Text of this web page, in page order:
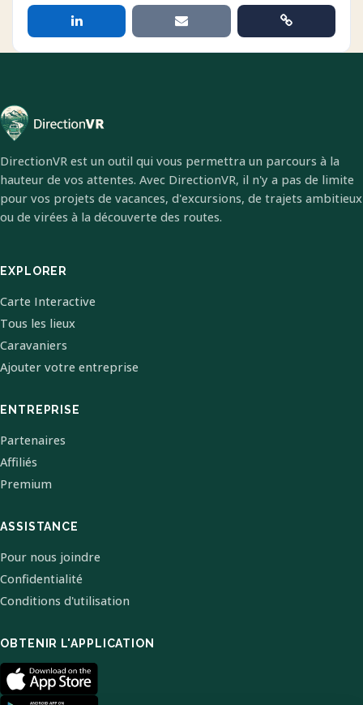
DirectionVR est un outil qui vous permettra un parcours à la
hauteur de vos attentes. Avec DirectionVR, il n'y a pas de limite
pour vos projets de vacances, d'excursions, de trajets ambitieux
ou de virées à la découverte des routes.
EXPLORER
Carte Interactive
Tous les lieux
Caravaniers
Ajouter votre entreprise
ENTREPRISE
Partenaires
Affiliés
Premium
ASSISTANCE
Pour nous joindre
Confidentialité
Conditions d'utilisation
OBTENIR L'APPLICATION